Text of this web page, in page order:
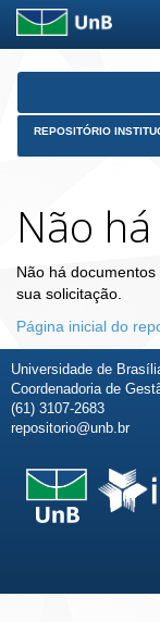
Skip
REPOSITÓRIO
Não
Não há
sua solicitação.
Página inicial do
Universidade de
Coordenadoria de
(61) 3107-2683
repositorio@unb.br